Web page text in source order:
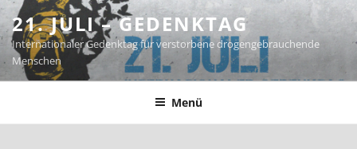
Zum
Inhalt
springen
21. JULI – GEDENKTAG
Internationaler Gedenktag für verstorbene drogengebrauchende
Menschen
Menü